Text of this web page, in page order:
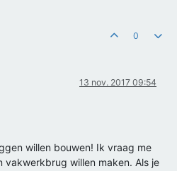
0
13 nov. 2017 09:54
willen bouwen! Ik vraag me
vakwerkbrug willen maken. Als je